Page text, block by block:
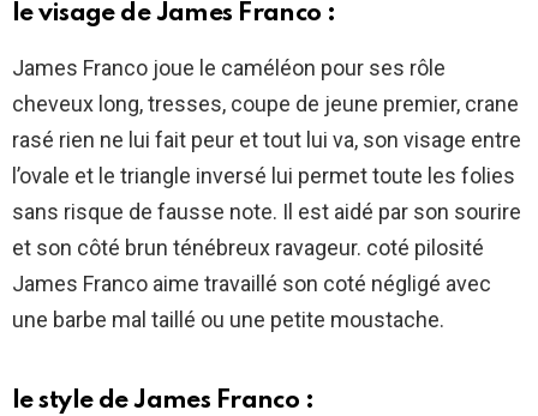
le visage de James Franco :
James Franco joue le caméléon pour ses rôle
cheveux long, tresses, coupe de jeune premier, crane
rasé rien ne lui fait peur et tout lui va, son visage entre
l’ovale et le triangle inversé lui permet toute les folies
sans risque de fausse note. Il est aidé par son sourire
et son côté brun ténébreux ravageur. coté pilosité
James Franco aime travaillé son coté négligé avec
une barbe mal taillé ou une petite moustache.
le style de James Franco :